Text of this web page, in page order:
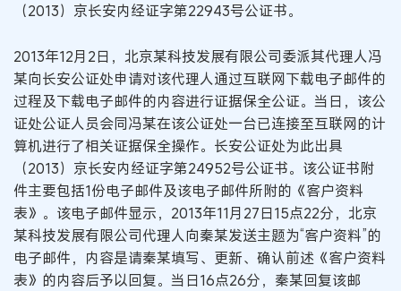
（2013）京长安内经证字第22943号公证书。
2013年12月2日，北京某科技发展有限公司委派其代理人冯
某向长安公证处申请对该代理人通过互联网下载电子邮件的
过程及下载电子邮件的内容进行证据保全公证。当日，该公
证处公证人员会同冯某在该公证处一台已连接至互联网的计
算机进行了相关证据保全操作。长安公证处为此出具
（2013）京长安内经证字第24952号公证书。该公证书附
件主要包括1份电子邮件及该电子邮件所附的《客户资料
表》。该电子邮件显示，2013年11月27日15点22分，北京
某科技发展有限公司代理人向秦某发送主题为“客户资料”的
电子邮件，内容是请秦某填写、更新、确认前述《客户资料
表》的内容后予以回复。当日16点26分，秦某回复该邮